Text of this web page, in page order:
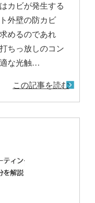
カビが発生する
外壁の防カビ
めるのであれ
ちっ放しのコン
な光触…
この記事を読む